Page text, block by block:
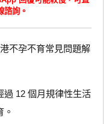
諮詢。
不孕不育常見問題解
12 個月規律性生活